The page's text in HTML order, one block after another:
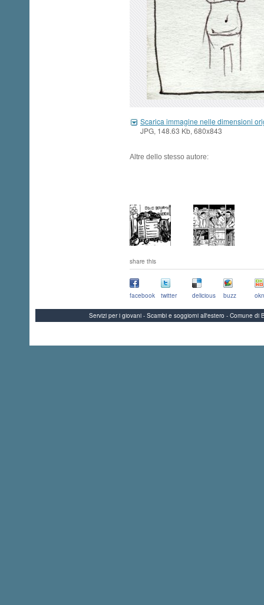
Scarica immagine nelle dimensioni
JPG, 148.63 Kb, 680x843
Altre dello stesso autore:
share this
facebook twitter delicious buzz
Servizi per i giovani - Scambi e soggiorni all'estero - Comune